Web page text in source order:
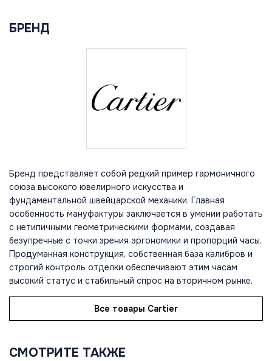
БРЕНД
Бренд представляет собой редкий пример гармоничного
союза высокого ювелирного искусства и
фундаментальной швейцарской механики. Главная
особенность мануфактуры заключается в умении работать
с нетипичными геометрическими формами, создавая
безупречные с точки зрения эргономики и пропорций часы.
Продуманная конструкция, собственная база калибров и
строгий контроль отделки обеспечивают этим часам
высокий статус и стабильный спрос на вторичном рынке.
Все товары Cartier
СМОТРИТЕ ТАКЖЕ